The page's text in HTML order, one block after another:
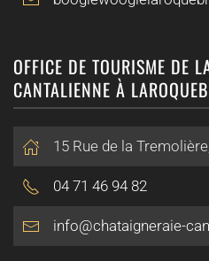
OFFICE DE TOURISME DE
CANTALIENNE À
15 Rue de la
04 71 46 94 82
info@chataigneraie-